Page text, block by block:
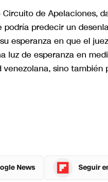
de Apelaciones,
predecir un
esperanza en que el
luz de esperanza en
sino
News Seguir